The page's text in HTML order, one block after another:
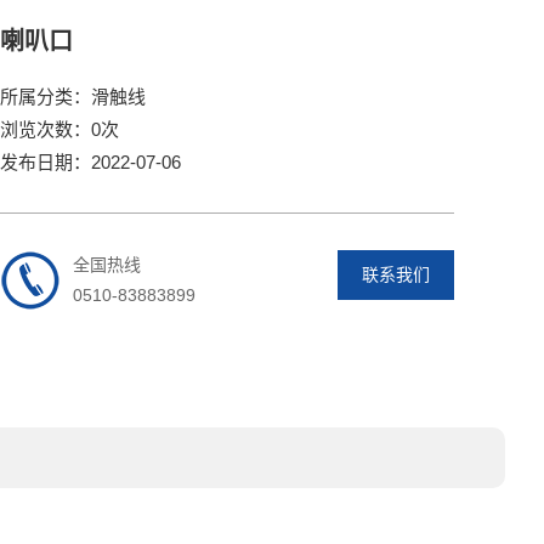
喇叭口
所属分类：滑触线
浏览次数：0次
发布日期：2022-07-06
全国热线
0510-83883899
联系我们